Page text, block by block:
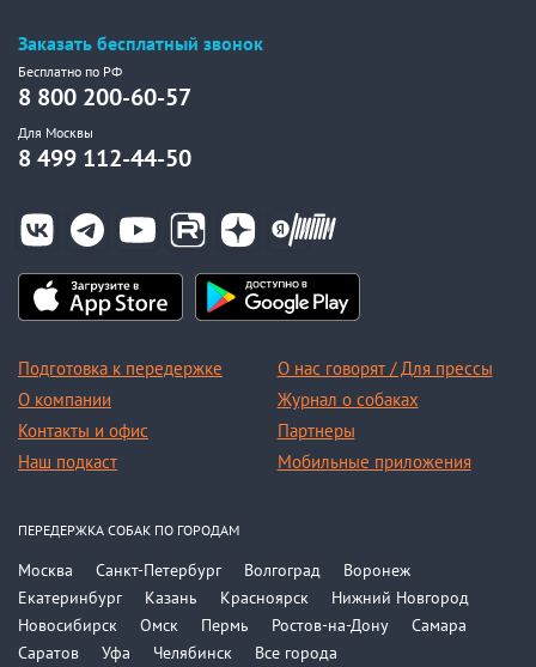
Заказать бесплатный звонок
Бесплатно по РФ
8 800 200-60-57
Для Москвы
8 499 112-44-50
Подготовка к передержке
О компании
Контакты и офис
Наш подкаст
О нас говорят / Для прессы
Журнал о собаках
Партнеры
Мобильные приложения
ПЕРЕДЕРЖКА СОБАК ПО ГОРОДАМ
Москва Санкт-Петербург Волгоград
Воронеж
Екатеринбург
Казань Красноярск
Нижний Новгород
Новосибирск
Омск Пермь Ростов-на-Дону
Самара
Саратов
Уфа Челябинск Все города